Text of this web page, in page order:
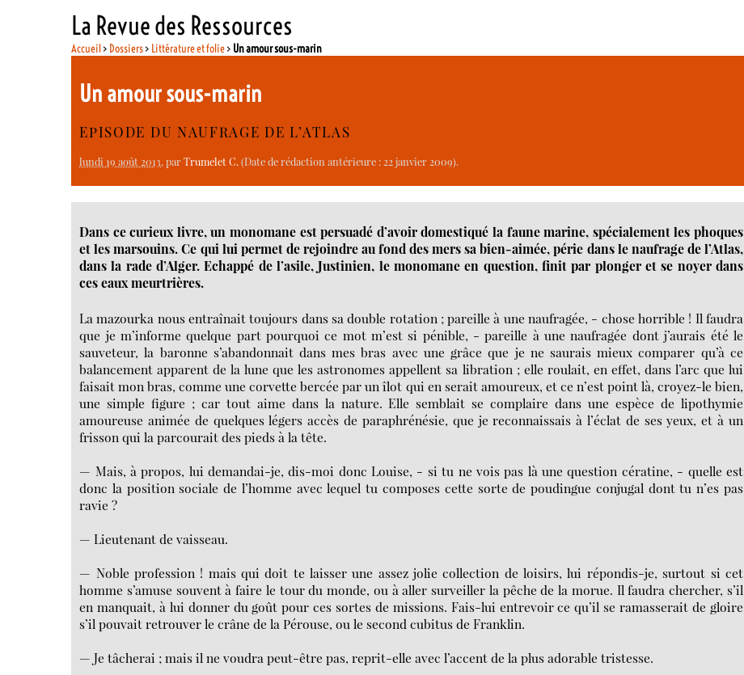
La Revue des Ressources
Accueil> Dossiers> Littérature et folie> Un amour sous-marin
Un amour sous-marin
EPISODE DU NAUFRAGE DE L’ATLAS
lundi 19 août 2013, parTrumelet C.(Date de rédaction antérieure : 22 janvier 2009).
Dans ce curieux livre, un monomane est persuadé d’avoir domestiqué la faune marine, spécialement les phoques
et les marsouins. Ce qui lui permet de rejoindre au fond des mers sa bien-aimée, périe dans le naufrage de l’Atlas,
dans la rade d’Alger. Echappé de l’asile, Justinien, le monomane en question, finit par plonger et se noyer dans
ces eaux meurtrières.
La mazourka nous entraînait toujours dans sa double rotation ; pareille à une naufragée, - chose horrible ! Il faudra
que je m’informe quelque part pourquoi ce mot m’est si pénible, - pareille à une naufragée dont j’aurais été le
sauveteur, la baronne s’abandonnait dans mes bras avec une grâce que je ne saurais mieux comparer qu’à ce
balancement apparent de la lune que les astronomes appellent sa libration ; elle roulait, en effet, dans l’arc que lui
faisait mon bras, comme une corvette bercée par un îlot qui en serait amoureux, et ce n’est point là, croyez-le bien,
une simple figure ; car tout aime dans la nature. Elle semblait se complaire dans une espèce de lipothymie
amoureuse animée de quelques légers accès de paraphrénésie, que je reconnaissais à l’éclat de ses yeux, et à un
frisson qui la parcourait des pieds à la tête.
— Mais, à propos, lui demandai-je, dis-moi donc Louise, - si tu ne vois pas là une question cératine, - quelle est
donc la position sociale de l’homme avec lequel tu composes cette sorte de poudingue conjugal dont tu n’es pas
ravie ?
— Lieutenant de vaisseau.
— Noble profession ! mais qui doit te laisser une assez jolie collection de loisirs, lui répondis-je, surtout si cet
homme s’amuse souvent à faire le tour du monde, ou à aller surveiller la pêche de la morue. Il faudra chercher, s’il
en manquait, à lui donner du goût pour ces sortes de missions. Fais-lui entrevoir ce qu’il se ramasserait de gloire
s’il pouvait retrouver le crâne de la Pérouse, ou le second cubitus de Franklin.
— Je tâcherai ; mais il ne voudra peut-être pas, reprit-elle avec l’accent de la plus adorable tristesse.